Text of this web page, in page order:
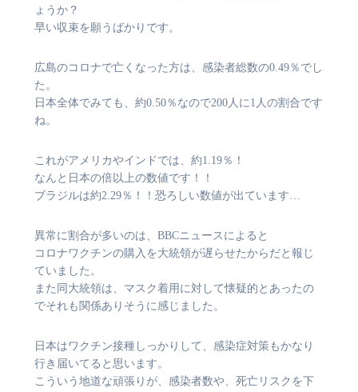
ょうか？
早い収束を願うばかりです。
広島のコロナで亡くなった方は、感染者総数の0.49％でし
た。
日本全体でみても、約0.50％なので200人に1人の割合です
ね。
これがアメリカやインドでは、約1.19％！
なんと日本の倍以上の数値です！！
ブラジルは約2.29％！！恐ろしい数値が出ています…
異常に割合が多いのは、BBCニュースによると
コロナワクチンの購入を大統領が遅らせたからだと報じ
ていました。
また同大統領は、マスク着用に対して懐疑的とあったの
でそれも関係ありそうに感じました。
日本はワクチン接種しっかりして、感染症対策もかなり
行き届いてると思います。
こういう地道な頑張りが、感染者数や、死亡リスクを下